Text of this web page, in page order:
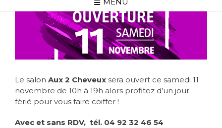
Le salon Aux 2 Cheveux sera ouvert ce samedi 11
novembre de 10h à 19h alors profitez d’un jour
férié pour vous faire coiffer !
Avec et sans RDV, tél. 04 92 32 46 54